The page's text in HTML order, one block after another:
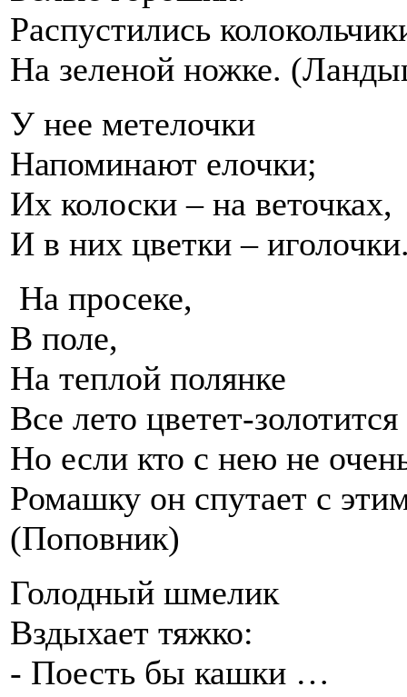
Распустились
На зеленой ножке.
У нее метелочки
Напоминают елочки;
Их колоски – на веточках,
И в них цветки –
На просеке,
В поле,
На теплой полянке
Все лето цветет-
Но если кто с нею не
Ромашку он спутает с
(Поповник)
Голодный шмелик
Вздыхает тяжко:
- Поесть бы кашки …